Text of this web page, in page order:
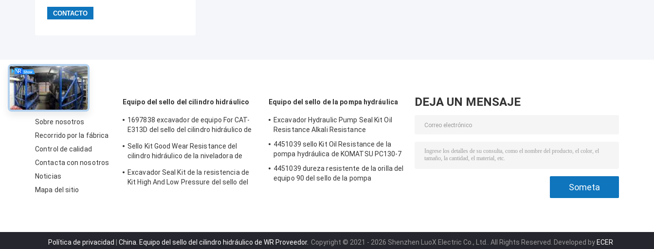
Sobre
Sobre nosotros
Recorrido por la fábrica
Control de calidad
Contacta con nosotros
Noticias
Mapa del sitio
Equipo del sello del cilindro hidráulico
1697838 excavador de equipo For CAT-
E313D del sello del cilindro hidráulico de
Sello Kit Good Wear Resistance del
cilindro hidráulico de la niveladora de
Excavador Seal Kit de la resistencia de
Kit High And Low Pressure del sello del
Equipo del sello de la pompa hydráulica
Excavador Hydraulic Pump Seal Kit Oil
Resistance Alkali Resistance
4451039 sello Kit Oil Resistance de la
pompa hydráulica de KOMATSU PC130-7
4451039 dureza resistente de la orilla del
equipo 90 del sello de la pompa
DEJA UN MENSAJE
Política de privacidad China. Equipo del sello del cilindro hidráulico de WR Proveedor. Copyright © 2021 - 2026 Shenzhen LuoX Electric Co., Ltd.. All Rights Reserved. Developed by ECER